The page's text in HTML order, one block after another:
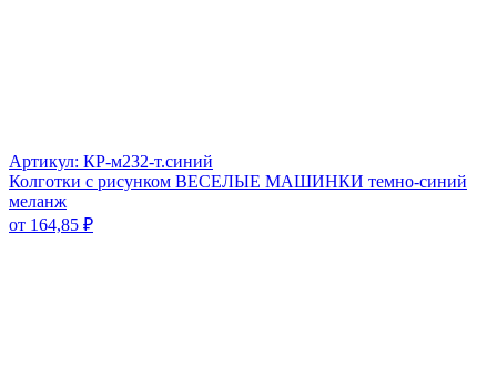
Артикул: КР-м232-т.синий
Колготки с рисунком ВЕСЕЛЫЕ МАШИНКИ темно-синий
меланж
от 164,85 ₽